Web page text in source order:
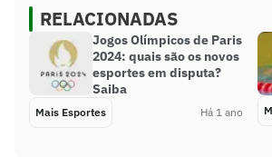
RELACIONADAS
Jogos Olímpicos de Paris
2024: quais são os novos
esportes em disputa?
Saiba
Mais Esportes Há 1 ano